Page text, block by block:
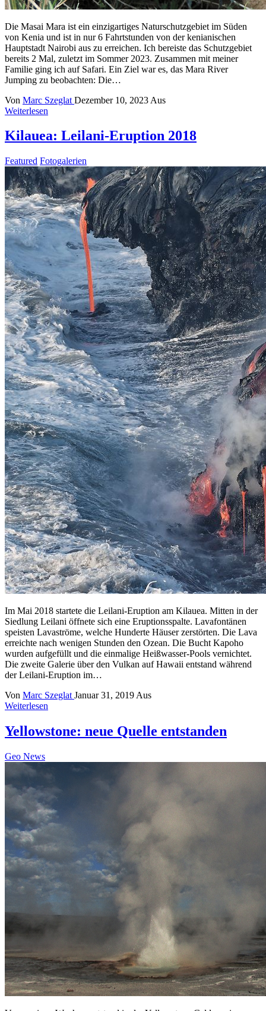
Die Masai Mara ist ein einzigartiges Naturschutzgebiet im Süden
von Kenia und ist in nur 6 Fahrtstunden von der kenianischen
Hauptstadt Nairobi aus zu erreichen. Ich bereiste das Schutzgebiet
bereits 2 Mal, zuletzt im Sommer 2023. Zusammen mit meiner
Familie ging ich auf Safari. Ein Ziel war es, das Mara River
Jumping zu beobachten: Die…
Von Marc Szeglat Dezember 10, 2023 Aus
Weiterlesen
Kilauea: Leilani-Eruption 2018
Featured Fotogalerien
Im Mai 2018 startete die Leilani-Eruption am Kilauea. Mitten in der
Siedlung Leilani öffnete sich eine Eruptionsspalte. Lavafontänen
speisten Lavaströme, welche Hunderte Häuser zerstörten. Die Lava
erreichte nach wenigen Stunden den Ozean. Die Bucht Kapoho
wurden aufgefüllt und die einmalige Heißwasser-Pools vernichtet.
Die zweite Galerie über den Vulkan auf Hawaii entstand während
der Leilani-Eruption im…
Von Marc Szeglat Januar 31, 2019 Aus
Weiterlesen
Yellowstone: neue Quelle entstanden
Geo News